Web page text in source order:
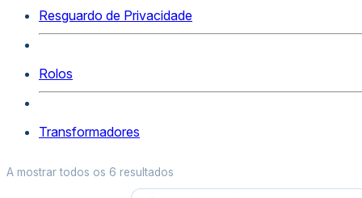
Resguardo de Privacidade
Rolos
Transformadores
A mostrar todos os 6 resultados